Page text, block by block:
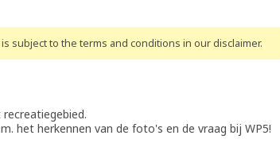
subject to the terms and conditions in our disclaimer.
het herkennen van de foto's en de vraag bij WP5!